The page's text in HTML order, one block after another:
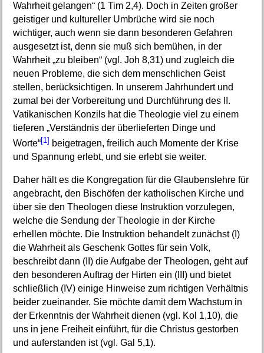
Wahrheit gelangen“ (1 Tim 2,4). Doch in Zeiten großer
geistiger und kultureller Umbrüche wird sie noch
wichtiger, auch wenn sie dann besonderen Gefahren
ausgesetzt ist, denn sie muß sich bemühen, in der
Wahrheit „zu bleiben“ (vgl. Joh 8,31) und zugleich die
neuen Probleme, die sich dem menschlichen Geist
stellen, berücksichtigen. In unserem Jahrhundert und
zumal bei der Vorbereitung und Durchführung des II.
Vatikanischen Konzils hat die Theologie viel zu einem
tieferen „Verständnis der überlieferten Dinge und
Worte“[1] beigetragen, freilich auch Momente der Krise
und Spannung erlebt, und sie erlebt sie weiter.
Daher hält es die Kongregation für die Glaubenslehre für
angebracht, den Bischöfen der katholischen Kirche und
über sie den Theologen diese Instruktion vorzulegen,
welche die Sendung der Theologie in der Kirche
erhellen möchte. Die Instruktion behandelt zunächst (I)
die Wahrheit als Geschenk Gottes für sein Volk,
beschreibt dann (II) die Aufgabe der Theologen, geht auf
den besonderen Auftrag der Hirten ein (III) und bietet
schließlich (IV) einige Hinweise zum richtigen Verhältnis
beider zueinander. Sie möchte damit dem Wachstum in
der Erkenntnis der Wahrheit dienen (vgl. Kol 1,10), die
uns in jene Freiheit einführt, für die Christus gestorben
und auferstanden ist (vgl. Gal 5,1).